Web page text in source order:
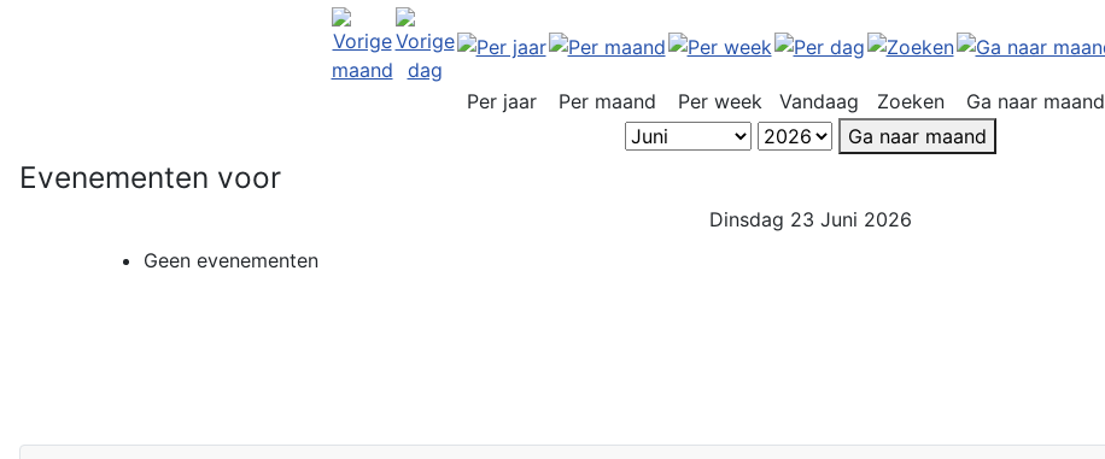
Per jaar Per maand Per week Vandaag Zoeken
Ga naar maand
Ga naar maand
Evenementen voor
Dinsdag 23 Juni 2026
Geen evenementen